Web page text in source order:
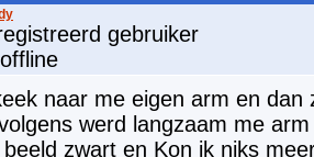
gebruiker
naar me eigen arm en
werd langzaam me
beeld zwart en Kon ik niks